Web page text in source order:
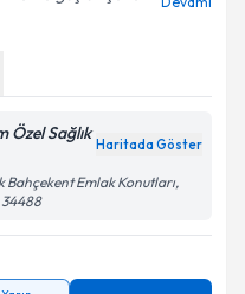
Özel Sağlık
Haritada Göster
Bahçekent Emlak Konutları,
34488